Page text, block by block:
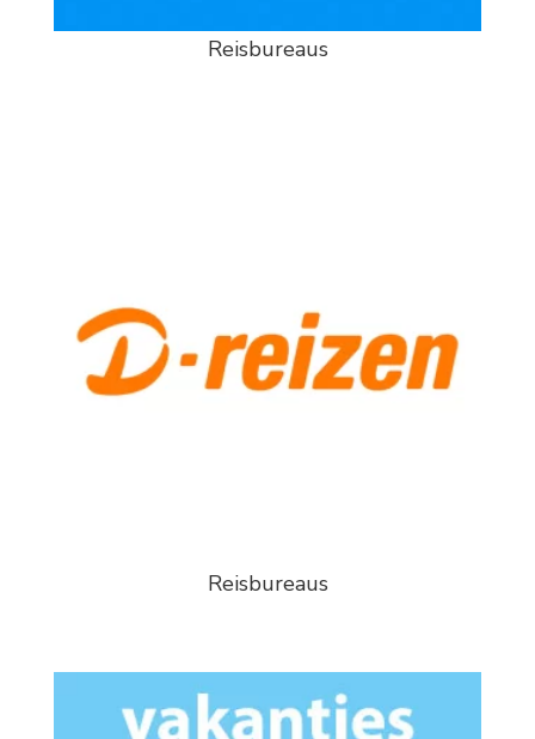
Reisbureaus
Reisbureaus